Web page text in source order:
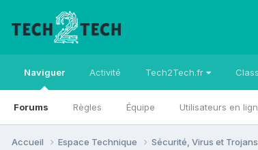
Naviguer
Forums Règles Équipe Utilisateurs en
Activité Tech2Tech.fr
Accueil Espace Technique Sécurité, Virus et Trojans